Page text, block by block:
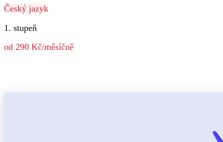
Český jazyk
1. stupeň
od 290 Kč/měsíčně